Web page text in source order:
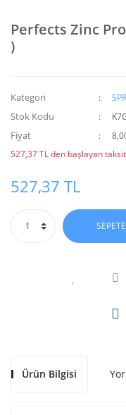
Perfects Zinc
)
Kategori
Stok Kodu
Fiyat
527,37 TL den başlayan
527,37 TL
Ürün Bilgisi